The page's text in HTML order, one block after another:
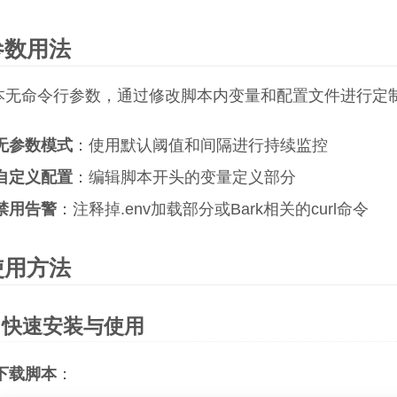
用法
无命令行参数，通过修改脚本内变量和配置文件进行定
参数模式 ：使用默认阈值和间隔进行持续监控
定义配置 ：编辑脚本开头的变量定义部分
用告警 ：注释掉.env加载部分或Bark相关的curl命令
方法
快速安装与使用
载脚本：